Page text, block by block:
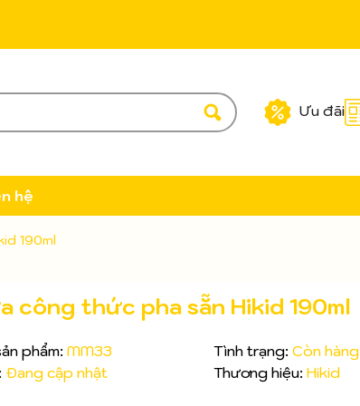
Ưu đãi
hệ
190ml
công thức pha sẵn Hikid 190ml
phẩm: MM33 Tình trạng: Còn hàng
Đang cập nhật Thương hiệu: Hikid